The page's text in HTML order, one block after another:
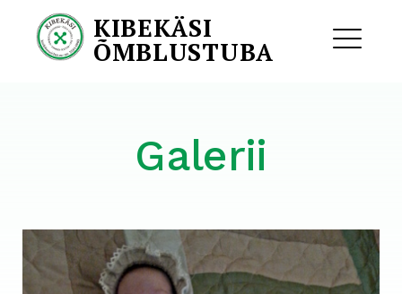
content
KIBEKÄSI
ÕMBLUSTUBA
Galerii